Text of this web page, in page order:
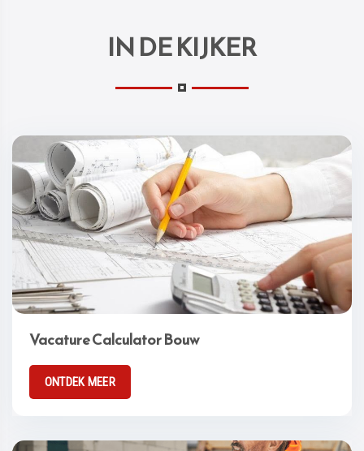
IN DE KIJKER
Vacature Calculator Bouw
ONTDEK MEER